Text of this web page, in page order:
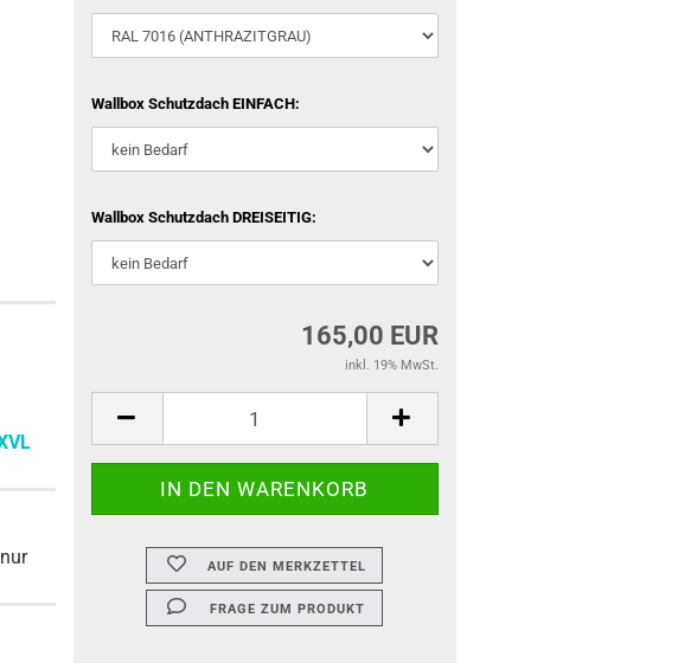
Wallbox Schutzdach EINFACH:
Wallbox Schutzdach DREISEITIG:
165,00 EUR
inkl. 19% MwSt.
AUF DEN MERKZETTEL
FRAGE ZUM PRODUKT